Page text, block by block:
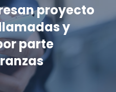
proyecto
y
parte